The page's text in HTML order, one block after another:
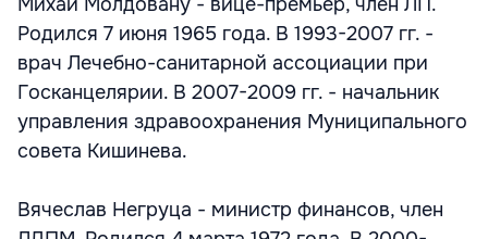
Родился 7 июня 1965 года. В 1993-2007 гг. -
врач Лечебно-санитарной ассоциации при
Госканцелярии. В 2007-2009 гг. - начальник
управления здравоохранения Муниципального
совета Кишинева.
Вячеслав Негруца - министр финансов, член